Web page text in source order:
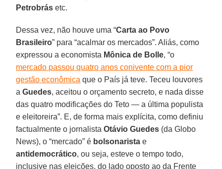
Petrobrás etc.
Dessa vez, não houve uma “Carta ao Povo
Brasileiro” para “acalmar os mercados”. Aliás, como
expressou a economista Mônica de Bolle, “o
mercado passou quatro anos conivente com a pior
gestão econômica que o País já teve. Teceu louvores
aGuedes, aceitou o orçamento secreto, e nada disse
das quatro modificações do Teto — a última populista
e eleitoreira”. E, de forma mais explícita, como definiu
factualmente o jornalistaOtávio Guedes (da Globo
News), o “mercado” é bolsonarista e
antidemocrático, ou seja, esteve o tempo todo,
inclusive nas eleições, do lado oposto ao da Frente